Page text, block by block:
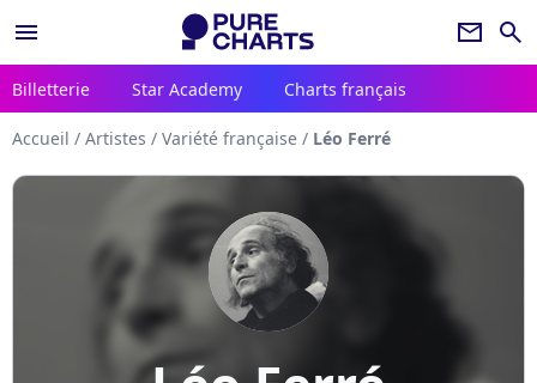
menu newsletter search
Billetterie Star Academy Charts français
Accueil / Artistes / Variété française / Léo Ferré